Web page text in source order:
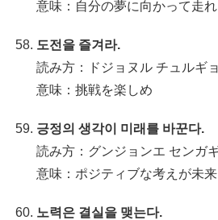
意味：自分の夢に向かって走れ
도전을 즐겨라.
読み方：ドジョヌル チュルギ
意味：挑戦を楽しめ
긍정의 생각이 미래를 바꾼다.
読み方：グンジョンエ センガ
意味：ポジティブな考えが未
노력은 결실을 맺는다.